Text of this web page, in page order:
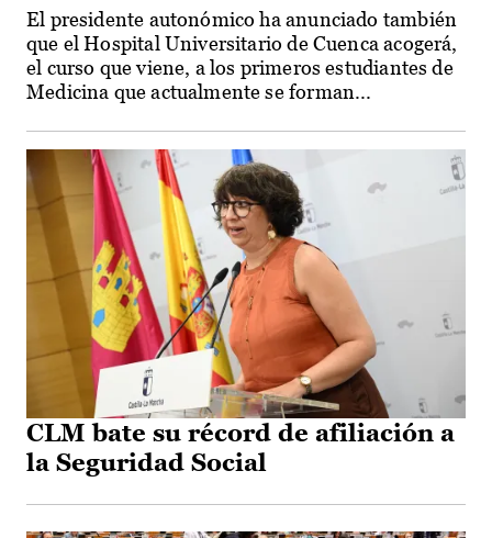
El presidente autonómico ha anunciado también
que el Hospital Universitario de Cuenca acogerá,
el curso que viene, a los primeros estudiantes de
Medicina que actualmente se forman...
CLM bate su récord de afiliación a
la Seguridad Social